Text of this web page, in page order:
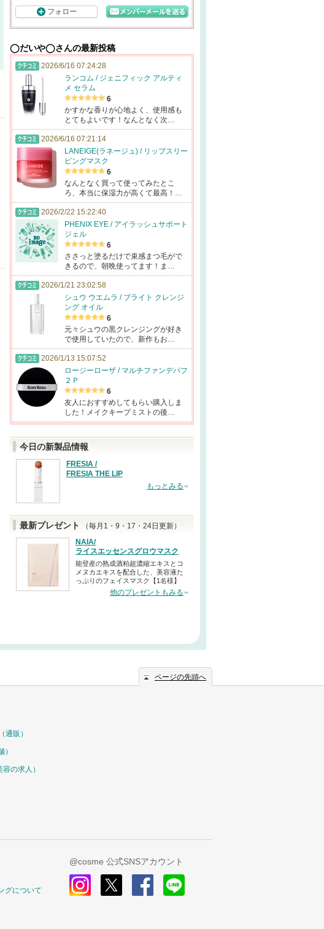
フォロー
◯だいや◯さんの最新投稿
2026/6/16 07:24:28
ランコム / ジェニフィック アルティ
メ セラム
6
かすかな香りが心地よく、使用感も
とてもよいです！なんとなく次…
2026/6/16 07:21:14
LANEIGE(ラネージュ) / リップスリー
ピングマスク
6
なんとなく買って使ってみたとこ
ろ、本当に保湿力が高くて最高！…
2026/2/22 15:22:40
PHENIX EYE / アイラッシュサポート
ジェル
6
ささっと塗るだけで束感まつ毛がで
きるので、朝晩使ってます！ま…
2026/1/21 23:02:58
シュウ ウエムラ / ブライト クレンジ
ング オイル
6
元々シュウの黒クレンジングが好き
で使用していたので、新作もお…
2026/1/13 15:07:52
ロージーローザ / マルチファンデパフ
２Ｐ
6
友人におすすめしてもらい購入しま
した！メイクキープミストの後…
今日の新製品情報
FRESIA /
FRESIA THE LIP
もっとみる
最新プレゼント
（毎月1・9・17・24日更新）
NAIA/
ライスエッセンスグロウマスク
能登産の熟成酒粕超濃縮エキスとコ
メヌカエキスを配合した、美容液た
っぷりのフェイスマスク【1名様】
他のプレゼントもみる
ページの先頭へ
（通販）
）
容の求人）
グについて
@cosme 公式SNSアカウント